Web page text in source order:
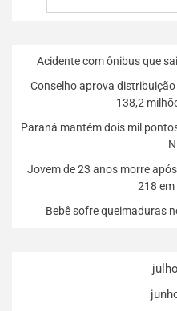
Acidente com ônibus que
Conselho aprova distribuição
138,2
Paraná mantém dois mil
Jovem de 23 anos morre
218
Bebê sofre queimaduras